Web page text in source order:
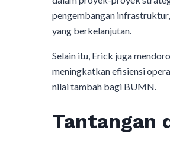
pengembangan
yang berkelanjutan.
Selain itu, Erick juga
meningkatkan efisiensi
nilai tambah bagi BUMN.
Tantangan